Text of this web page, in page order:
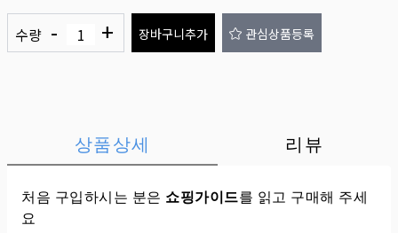
수량 - + 장바구니추가 관심상품등록
상품상세 리뷰
처음 구입하시는 분은 쇼핑가이드를 읽고 구매해 주세
요